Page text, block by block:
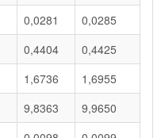
0,0281
0,0285
0,4404
0,4425
1,6736
1,6955
9,8363
9,9650